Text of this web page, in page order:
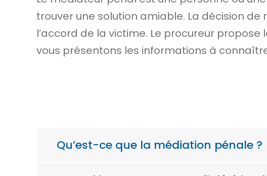
trouver une solution amiable. La décision
l’accord de la victime. Le procureur
vous présentons les informations à
Qu’est-ce que la médiation pénale ?